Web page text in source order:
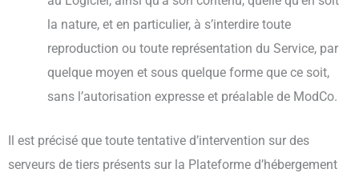
la nature, et en particulier, à s’interdire toute
reproduction ou toute représentation du Service, par
quelque moyen et sous quelque forme que ce soit,
sans l’autorisation expresse et préalable de ModCo.
Il est précisé que toute tentative d’intervention sur des
serveurs de tiers présents sur la Plateforme d’hébergement